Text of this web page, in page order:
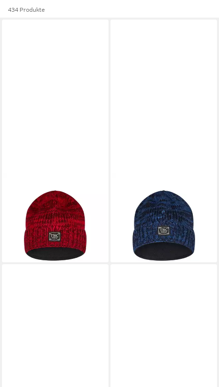
434 Produkte
Strickmütze THC Schafwoll
Rollcap 715 rot (1 Stück, 1-St.,
1 Stück) Innenfutter: Fleece
29,90 €
lieferbar - in 3-4 Werktagen bei dir
Strickmütze THC Schafwoll
Rollcap 716 blau (1 Stück, 1-
St., 1 Stück) Innenfutter:
Fleece
29,90 €
lieferbar - in 3-4 Werktagen bei dir